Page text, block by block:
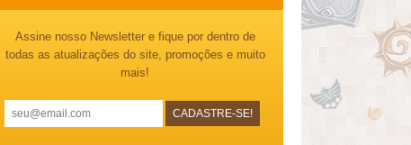
Assine nosso Newsletter e fique por dentro de
todas as atualizações do site, promoções e muito
mais!